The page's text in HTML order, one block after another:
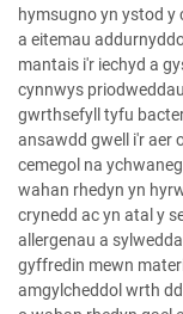
hymsugno yn ystod
a eitemau
mantais i'r iechyd a
cynnwys
gwrthsefyll tyfu
ansawdd gwell i'r aer
cemegol na
wahan rhedyn yn
crynedd ac yn atal y
allergenau a
gyffredin mewn
amgylcheddol wrth